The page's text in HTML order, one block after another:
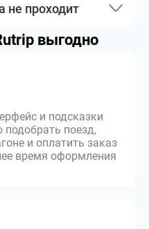
не проходит
выгодно
и подсказки
подобрать поезд,
и оплатить заказ
время оформления